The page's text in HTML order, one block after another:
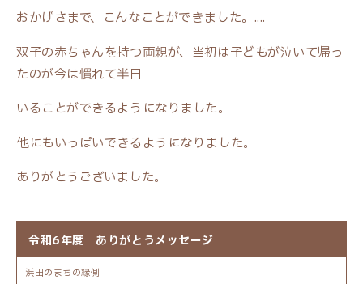
おかげさまで、こんなことができました。....
双子の赤ちゃんを持つ両親が、当初は子どもが泣いて帰っ
たのが今は慣れて半日
いることができるようになりました。
他にもいっぱいできるようになりました。
ありがとうございました。
令和6年度 ありがとうメッセージ
浜田のまちの縁側